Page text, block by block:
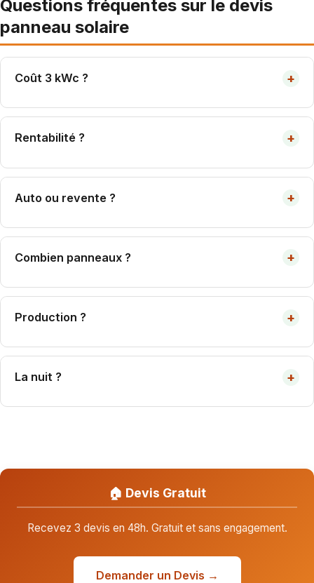
Questions fréquentes sur le devis
panneau solaire
Coût 3 kWc ? +
7 000-10 000 € tout compris. Amorti 8-12 ans.
Rentabilité ?
+
Retour 8-12 ans. Durée vie 30+ ans.
Auto ou revente ?
+
Autoconsommation + surplus = plus rentable 2026.
Combien panneaux ?
+
3 kWc ≈ 8 panneaux 400 Wc ≈ 16 m² toiture.
Production ?
+
3 kWc = 3 000-4 200 kWh/an selon région.
La nuit ?
+
🏠 Devis Gratuit
Recevez 3 devis en 48h. Gratuit et sans engagement.
Demander un Devis →